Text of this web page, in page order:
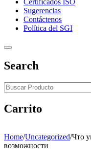
Certificados ISO
Sugerencias
Contáctenos
Política del SGI
Search
Carrito
Home/Uncategorized/Что
возможности